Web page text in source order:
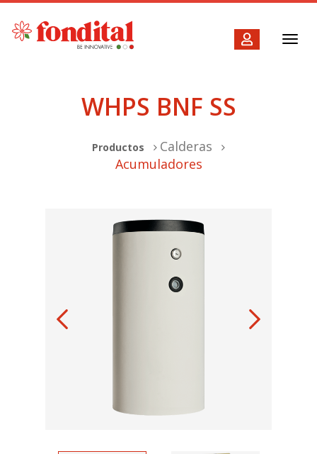
WHPS BNF SS
Productos
Calderas
Acumuladores